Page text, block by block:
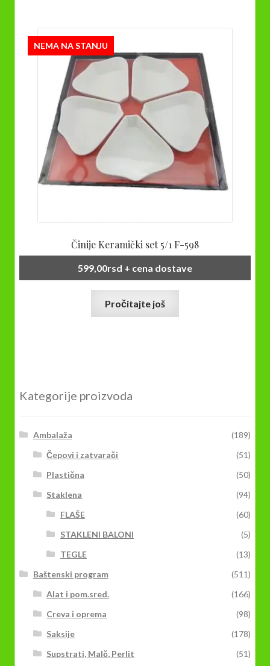
NEMA NA STANJU
Činije Keramički set 5/1 F-598
599,00rsd + cena dostave
Pročitajte još
Kategorije proizvoda
Ambalaža
(189)
Čepovi i zatvarači
(51)
Plastična
(50)
Staklena
(94)
FLAŠE
(60)
STAKLENI BALONI
(5)
TEGLE
(13)
Baštenski program
(511)
Alat i pom.sred.
(166)
Creva i oprema
(98)
Saksije
(178)
Supstrati, Malč, Perlit
(51)